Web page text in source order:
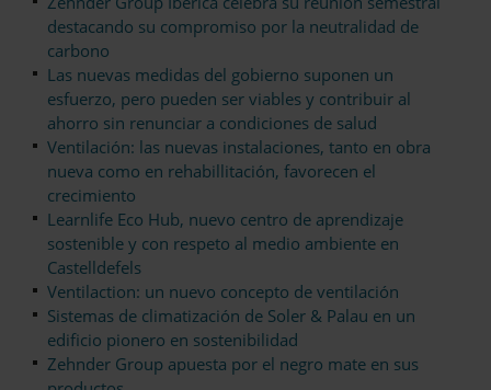
destacando su compromiso por la neutralidad de
carbono
Las nuevas medidas del gobierno suponen un
esfuerzo, pero pueden ser viables y contribuir al
ahorro sin renunciar a condiciones de salud
Ventilación: las nuevas instalaciones, tanto en obra
nueva como en rehabillitación, favorecen el
crecimiento
Learnlife Eco Hub, nuevo centro de aprendizaje
sostenible y con respeto al medio ambiente en
Castelldefels
Ventilaction: un nuevo concepto de ventilación
Sistemas de climatización de Soler & Palau en un
edificio pionero en sostenibilidad
Zehnder Group apuesta por el negro mate en sus